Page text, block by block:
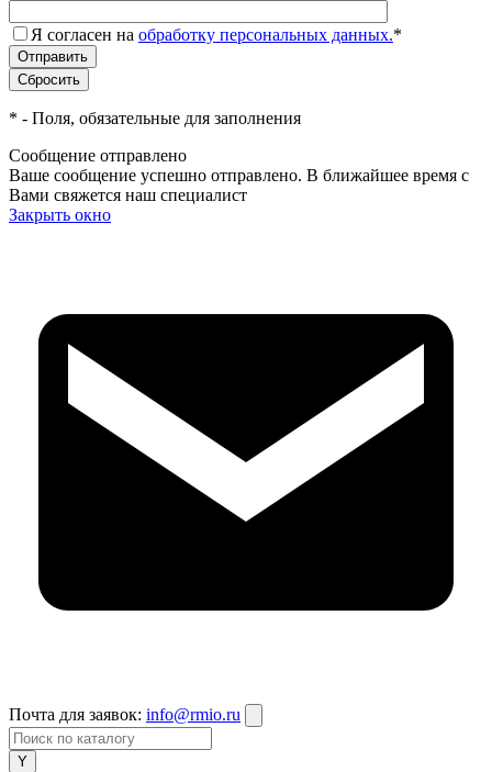
Я согласен на обработку персональных данных.*
* - Поля, обязательные для заполнения
Сообщение отправлено
Ваше сообщение успешно отправлено. В ближайшее время с
Вами свяжется наш специалист
Закрыть окно
Почта для заявок: info@rmio.ru